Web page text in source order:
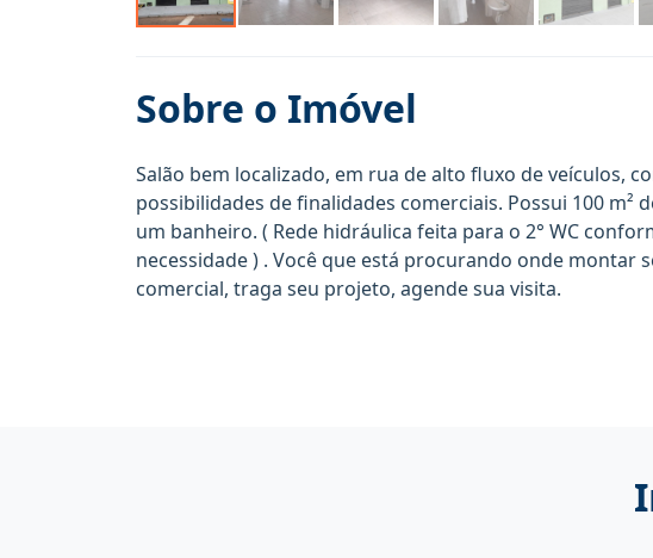
Sobre o Imóvel
Salão bem localizado, em rua de alto fluxo de veículos,
possibilidades de finalidades comerciais. Possui 100 m²
um banheiro. ( Rede hidráulica feita para o 2° WC
necessidade ) . Você que está procurando onde montar
comercial, traga seu projeto, agende sua visita.